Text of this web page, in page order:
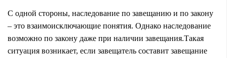
С одной стороны, наследование по завещанию и по закону
– это взаимоисключающие понятия. Однако наследование
возможно по закону даже при наличии завещания.Такая
ситуация возникает, если завещатель составит завещание